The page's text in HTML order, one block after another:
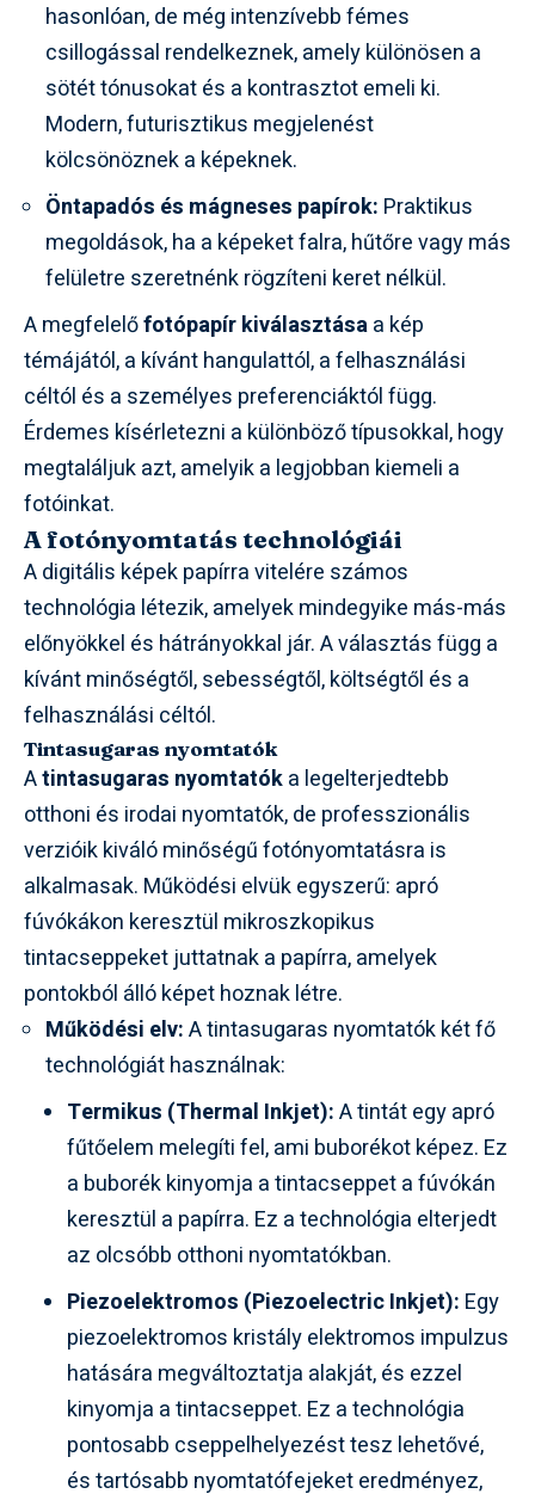
hasonlóan, de még intenzívebb fémes
csillogással rendelkeznek, amely különösen a
sötét tónusokat és a kontrasztot emeli ki.
Modern, futurisztikus megjelenést
kölcsönöznek a képeknek.
Öntapadós és mágneses papírok: Praktikus
megoldások, ha a képeket falra, hűtőre vagy más
felületre szeretnénk rögzíteni keret nélkül.
A megfelelőfotópapír kiválasztásaa kép
témájától, a kívánt hangulattól, a felhasználási
céltól és a személyes preferenciáktól függ.
Érdemes kísérletezni a különböző típusokkal, hogy
megtaláljuk azt, amelyik a legjobban kiemeli a
fotóinkat.
A fotónyomtatás technológiái
A digitális képek papírra vitelére számos
technológia létezik, amelyek mindegyike más-más
előnyökkel és hátrányokkal jár. A választás függ a
kívánt minőségtől, sebességtől, költségtől és a
felhasználási céltól.
Tintasugaras nyomtatók
Atintasugaras nyomtatóka legelterjedtebb
otthoni és irodai nyomtatók, de professzionális
verzióik kiváló minőségű fotónyomtatásra is
alkalmasak. Működési elvük egyszerű: apró
fúvókákon keresztül mikroszkopikus
tintacseppeket juttatnak a papírra, amelyek
pontokból álló képet hoznak létre.
Működési elv:A tintasugaras nyomtatók két fő
technológiát használnak:
Termikus (Thermal Inkjet):A tintát egy apró
fűtőelem melegíti fel, ami buborékot képez. Ez
a buborék kinyomja a tintacseppet a fúvókán
keresztül a papírra. Ez a technológia elterjedt
az olcsóbb otthoni nyomtatókban.
Piezoelektromos (Piezoelectric Inkjet): Egy
piezoelektromos kristály elektromos impulzus
hatására megváltoztatja alakját, és ezzel
kinyomja a tintacseppet. Ez a technológia
pontosabb cseppelhelyezést tesz lehetővé,
és tartósabb nyomtatófejeket eredményez,